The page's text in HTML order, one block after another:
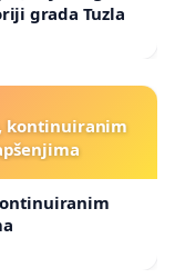
grada Tuzla
kontinuiranim